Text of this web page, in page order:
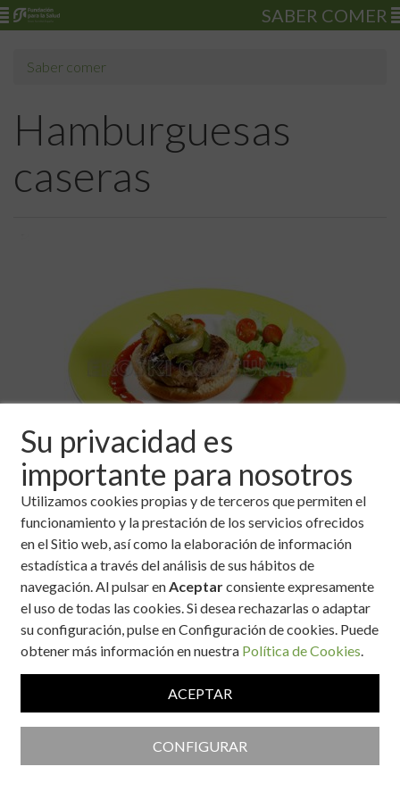
Su privacidad es
importante para nosotros
Utilizamos cookies propias y de terceros que permiten el
funcionamiento y la prestación de los servicios ofrecidos
en el Sitio web, así como la elaboración de información
estadística a través del análisis de sus hábitos de
navegación. Al pulsar enAceptarconsiente expresamente
el uso de todas las cookies. Si desea rechazarlas o adaptar
su configuración, pulse en Configuración de cookies. Puede
obtener más información en nuestra Política de Cookies.
ACEPTAR
CONFIGURAR
SABER COMER
Saber comer
Hamburguesas
caseras
Ingredientes
500 gramos de carne de ternera picada.
50 gramos de cebolla.
1 huevo.
2 cucharadas de pan rallado.
4 cucharadas de aceite.
Pimienta negra.
Salsa de tomate.